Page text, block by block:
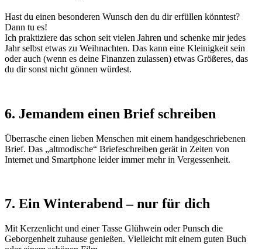
Hast du einen besonderen Wunsch den du dir erfüllen könntest?
Dann tu es!
Ich praktiziere das schon seit vielen Jahren und schenke mir jedes
Jahr selbst etwas zu Weihnachten. Das kann eine Kleinigkeit sein
oder auch (wenn es deine Finanzen zulassen) etwas Größeres, das
du dir sonst nicht gönnen würdest.
6. Jemandem einen Brief schreiben
Überrasche einen lieben Menschen mit einem handgeschriebenen
Brief. Das „altmodische“ Briefeschreiben gerät in Zeiten von
Internet und Smartphone leider immer mehr in Vergessenheit.
7. Ein Winterabend – nur für dich
Mit Kerzenlicht und einer Tasse Glühwein oder Punsch die
Geborgenheit zuhause genießen. Vielleicht mit einem guten Buch